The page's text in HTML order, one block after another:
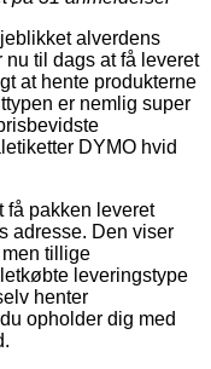
alverdens
til dags at få leveret
at hente produkterne
er nemlig super
DYMO hvid
få pakken leveret
adresse. Den viser
tillige
leveringstype
henter
opholder dig med